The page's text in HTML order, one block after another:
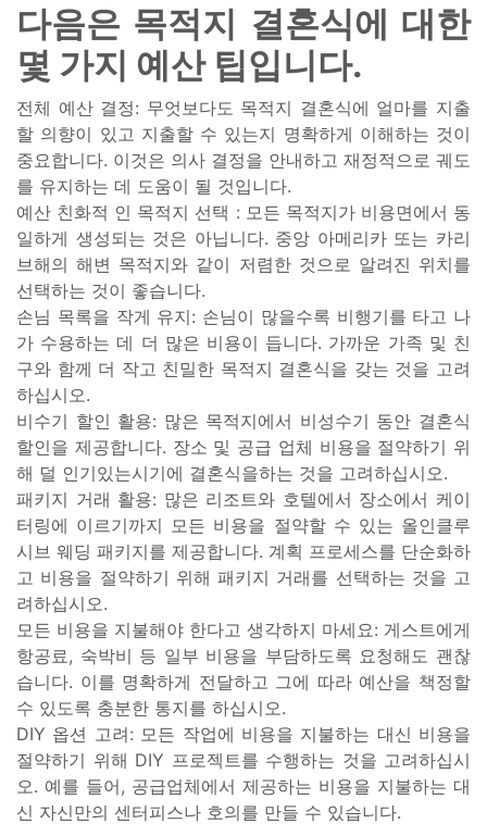
다음은 목적지 결혼식에 대한
몇 가지 예산 팁입니다.
전체 예산 결정: 무엇보다도 목적지 결혼식에 얼마를 지출
할 의향이 있고 지출할 수 있는지 명확하게 이해하는 것이
중요합니다. 이것은 의사 결정을 안내하고 재정적으로 궤도
를 유지하는 데 도움이 될 것입니다.
예산 친화적 인 목적지 선택 : 모든 목적지가 비용면에서 동
일하게 생성되는 것은 아닙니다. 중앙 아메리카 또는 카리
브해의 해변 목적지와 같이 저렴한 것으로 알려진 위치를
선택하는 것이 좋습니다.
손님 목록을 작게 유지: 손님이 많을수록 비행기를 타고 나
가 수용하는 데 더 많은 비용이 듭니다. 가까운 가족 및 친
구와 함께 더 작고 친밀한 목적지 결혼식을 갖는 것을 고려
하십시오.
비수기 할인 활용: 많은 목적지에서 비성수기 동안 결혼식
할인을 제공합니다. 장소 및 공급 업체 비용을 절약하기 위
해 덜 인기있는시기에 결혼식을하는 것을 고려하십시오.
패키지 거래 활용: 많은 리조트와 호텔에서 장소에서 케이
터링에 이르기까지 모든 비용을 절약할 수 있는 올인클루
시브 웨딩 패키지를 제공합니다. 계획 프로세스를 단순화하
고 비용을 절약하기 위해 패키지 거래를 선택하는 것을 고
려하십시오.
모든 비용을 지불해야 한다고 생각하지 마세요: 게스트에게
항공료, 숙박비 등 일부 비용을 부담하도록 요청해도 괜찮
습니다. 이를 명확하게 전달하고 그에 따라 예산을 책정할
수 있도록 충분한 통지를 하십시오.
DIY 옵션 고려: 모든 작업에 비용을 지불하는 대신 비용을
절약하기 위해 DIY 프로젝트를 수행하는 것을 고려하십시
오. 예를 들어, 공급업체에서 제공하는 비용을 지불하는 대
신 자신만의 센터피스나 호의를 만들 수 있습니다.